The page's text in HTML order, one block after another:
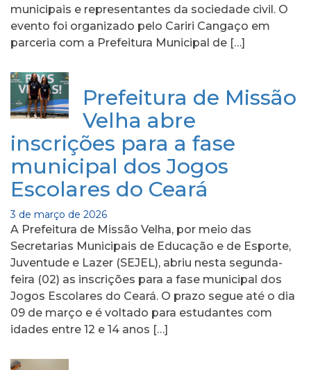
municipais e representantes da sociedade civil. O
evento foi organizado pelo Cariri Cangaço em
parceria com a Prefeitura Municipal de […]
Prefeitura de Missão
Velha abre
inscrições para a fase
municipal dos Jogos
Escolares do Ceará
3 de março de 2026
A Prefeitura de Missão Velha, por meio das
Secretarias Municipais de Educação e de Esporte,
Juventude e Lazer (SEJEL), abriu nesta segunda-
feira (02) as inscrições para a fase municipal dos
Jogos Escolares do Ceará. O prazo segue até o dia
09 de março e é voltado para estudantes com
idades entre 12 e 14 anos […]